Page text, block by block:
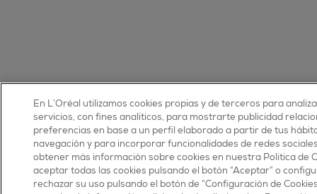
En L’Oréal utilizamos cookies propias y de terceros para
servicios, con fines analíticos, para mostrarte publicidad
preferencias en base a un perfil elaborado a partir de tus
navegación y para incorporar funcionalidades de redes
obtener más información sobre cookies en nuestra Política de
aceptar todas las cookies pulsando el botón “Aceptar” o
rechazar su uso pulsando el botón de “Configuración de